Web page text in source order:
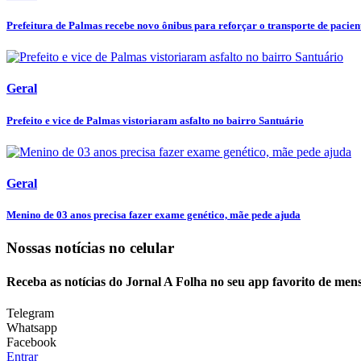
Prefeitura de Palmas recebe novo ônibus para reforçar o transporte de
Geral
Prefeito e vice de Palmas vistoriaram asfalto no bairro Santuário
Geral
Menino de 03 anos precisa fazer exame genético, mãe pede ajuda
Nossas notícias no celular
Receba as notícias do Jornal A Folha no seu app favorito de
Telegram
Whatsapp
Facebook
Entrar